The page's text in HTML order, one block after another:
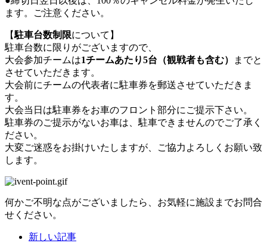
ます。ご注意ください。
【駐車台数制限について】
駐車台数に限りがございますので、
大会参加チームは1チームあたり5台（観戦者も含む）
までと
させていただきます。
大会前にチームの代表者に駐車券を郵送させていただきま
す。
大会当日は駐車券をお車のフロント部分にご提示下さい。
駐車券のご提示がないお車は、駐車できませんのでご了承く
ださい。
大変ご迷惑をお掛けいたしますが、ご協力よろしくお願い致
します。
何かご不明な点がございましたら、お気軽に施設までお問合
せください。
新しい記事